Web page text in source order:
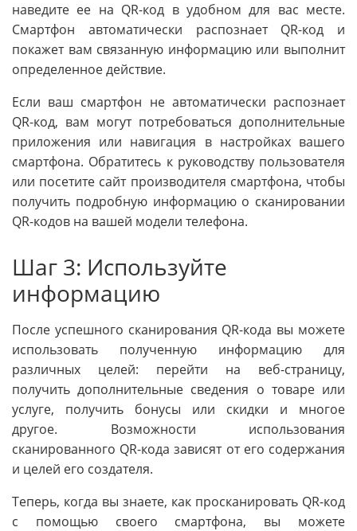
наведите ее на QR-код в удобном для вас месте.
Смартфон автоматически распознает QR-код и
покажет вам связанную информацию или выполнит
определенное действие.
Если ваш смартфон не автоматически распознает
QR-код, вам могут потребоваться дополнительные
приложения или навигация в настройках вашего
смартфона. Обратитесь к руководству пользователя
или посетите сайт производителя смартфона, чтобы
получить подробную информацию о сканировании
QR-кодов на вашей модели телефона.
Шаг 3: Используйте
информацию
После успешного сканирования QR-кода вы можете
использовать полученную информацию для
различных целей: перейти на веб-страницу,
получить дополнительные сведения о товаре или
услуге, получить бонусы или скидки и многое
другое. Возможности использования
сканированного QR-кода зависят от его содержания
и целей его создателя.
Теперь, когда вы знаете, как просканировать QR-код
с помощью своего смартфона, вы можете